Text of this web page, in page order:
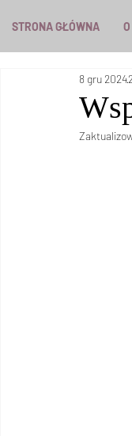
STRONA GŁÓWNA
8 gru 2024